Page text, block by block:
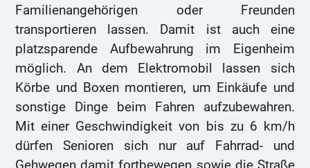
Familienangehörigen oder Freunden
transportieren lassen. Damit ist auch eine
platzsparende Aufbewahrung im Eigenheim
möglich. An dem Elektromobil lassen sich
Körbe und Boxen montieren, um Einkäufe und
sonstige Dinge beim Fahren aufzubewahren.
Mit einer Geschwindigkeit von bis zu 6 km/h
dürfen Senioren sich nur auf Fahrrad- und